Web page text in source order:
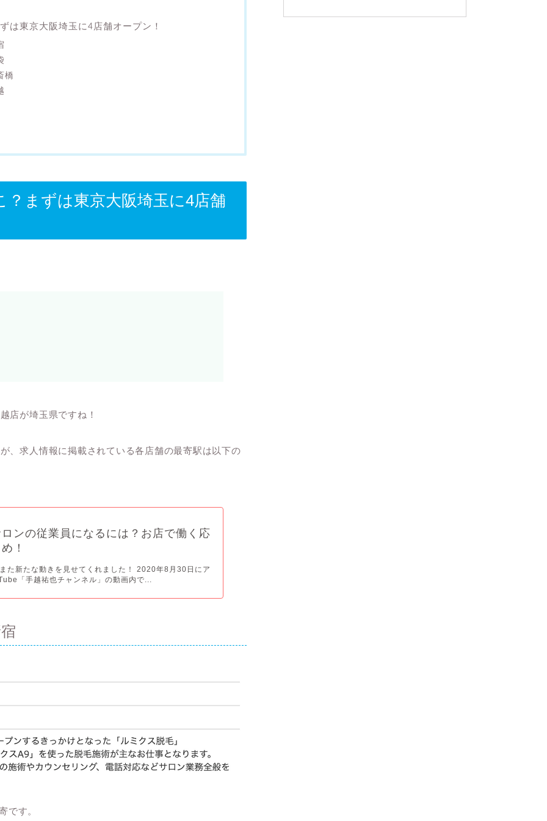
は東京大阪埼玉に4店舗オープン！
橋
まずは東京大阪埼玉に4店舗
店が埼玉県ですね！
、求人情報に掲載されている各店舗の最寄駅は以下の
ンの従業員になるには？お店で働く応
！
た新たな動きを見せてくれました！ 2020年8月30日にア
「手越祐也チャンネル」の動画内で...
です。